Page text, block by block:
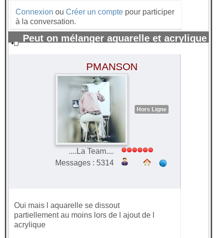
Connexion ou Créer un compte pour participer
à la conversation.
Peut on mélanger aquarelle et acrylique
PMANSON
Hors Ligne
....La Team....
Messages : 5314
Oui mais l aquarelle se dissout
partiellement au moins lors de l ajout de l
acrylique